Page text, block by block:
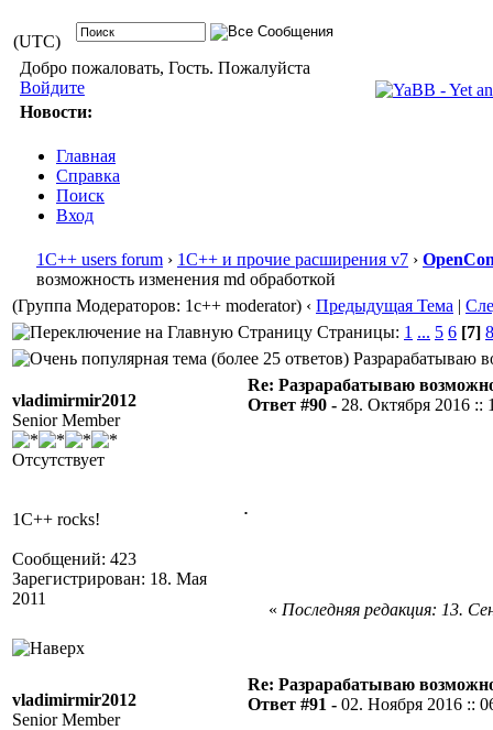
(UTC)
Добро пожаловать, Гость. Пожалуйста
Войдите
Новости:
Главная
Справка
Поиск
Вход
1С++ users forum › 1С++ и прочие расширения v7 ›
возможность изменения md обработкой
(Группа Модераторов: 1c++ moderator) ‹ Предыдущая Тема |
Страницы: 1 ... 5 6 [7] 8
Разрарабатываю
vladimirmir2012
Senior Member
Отсутствует
1C++ rocks!
Сообщений: 423
Зарегистрирован: 18. Мая
2011
Re: Разрарабатываю
Ответ #90 - 28. Октября 2016 ::
.
« Последняя редакция: 13.
vladimirmir2012
Senior Member
Re: Разрарабатываю
Ответ #91 - 02. Ноября 2016 ::